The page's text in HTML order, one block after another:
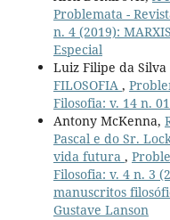
Problemata -
n. 4 (2019):
Especial
Luiz Filipe da
FILOSOFIA ,
Filosofia: v. 14 n.
Antony McKenna,
Pascal e do Sr.
vida futura ,
Filosofia: v. 4 n. 3
manuscritos
Gustave Lanson